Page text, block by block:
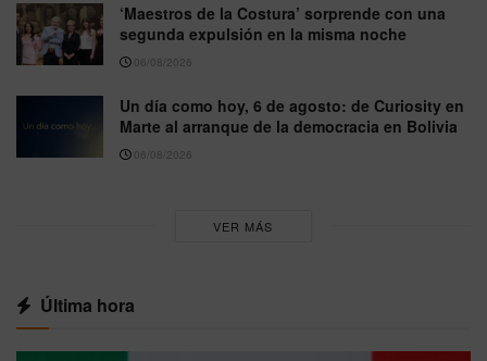
‘Maestros de la Costura’ sorprende con una
segunda expulsión en la misma noche
06/08/2026
Un día como hoy, 6 de agosto: de Curiosity en
Marte al arranque de la democracia en Bolivia
06/08/2026
VER MÁS
Última hora